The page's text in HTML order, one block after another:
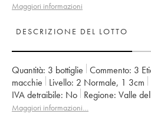
Maggiori informazioni
DESCRIZIONE DEL LOTTO
Quantità: 3 bottiglie Commento: 3
macchie
Livello: 2 Normale, 1 3cm
IVA detraibile:
no Regione:
Valle
Denominazione:
Vouvray
Maggiori informazioni…